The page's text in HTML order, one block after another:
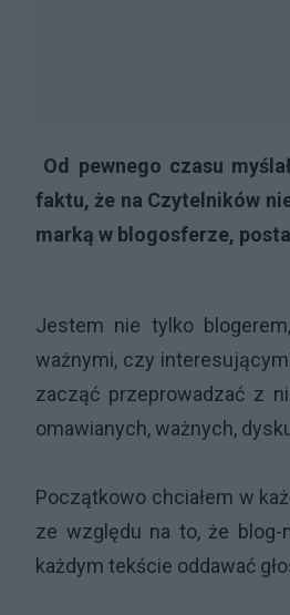
Od pewnego czasu
faktu, że na Czytelników
marką w blogosferze,
Jestem nie tylko
ważnymi, czy
zacząć przeprowadzać z
omawianych, ważnych,
Początkowo chciałem w
ze względu na to, że blog-
każdym tekście oddawać